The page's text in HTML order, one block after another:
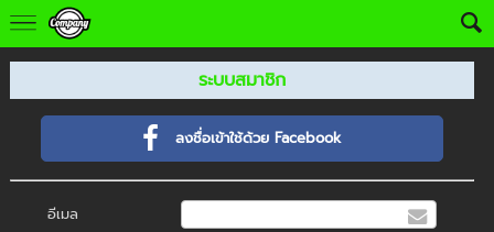
ระบบสมาชิก
ลงชื่อเข้าใช้ด้วย Facebook
อีเมล